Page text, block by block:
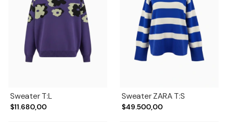
Sweater T:L
$11.680,00
Sweater ZARA T:S
$49.500,00